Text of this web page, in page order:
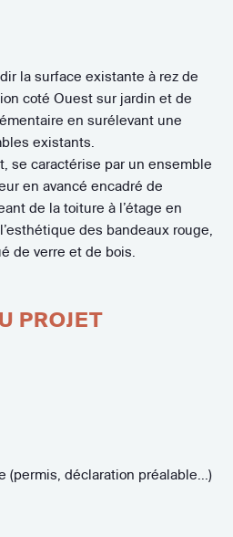
la surface existante à rez de
coté Ouest sur jardin et de
en surélevant une
existants.
se caractérise par un ensemble
en avancé encadré de
de la toiture à l’étage en
des bandeaux rouge,
de verre et de bois.
PROJET
(permis, déclaration préalable...)